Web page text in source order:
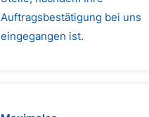
Auftragsbestätigung bei uns
eingegangen ist.